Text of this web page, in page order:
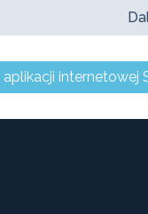
aplikacji internetowej